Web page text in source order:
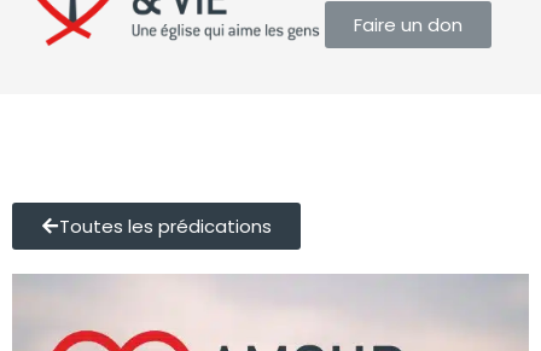
Faire un don
Toutes les prédications